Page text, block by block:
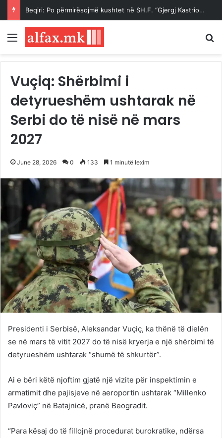
Beqiri: Po përmirësojmë kushtet në SH.F. “Gjergj Kastrioti – Skënderbeu” në Haraçinë
Menu
Vuçiq: Shërbimi i
detyrueshëm ushtarak në
Serbi do të nisë në mars
2027
June 28, 2026 0 133 1 minutë lexim
Presidenti i Serbisë, Aleksandar Vuçiç, ka thënë të dielën
se në mars të vitit 2027 do të nisë kryerja e një shërbimi të
detyrueshëm ushtarak “shumë të shkurtër”.
Ai e bëri këtë njoftim gjatë një vizite për inspektimin e
armatimit dhe pajisjeve në aeroportin ushtarak “Millenko
Pavloviç” në Batajnicë, pranë Beogradit.
“Para kësaj do të fillojnë procedurat burokratike, ndërsa